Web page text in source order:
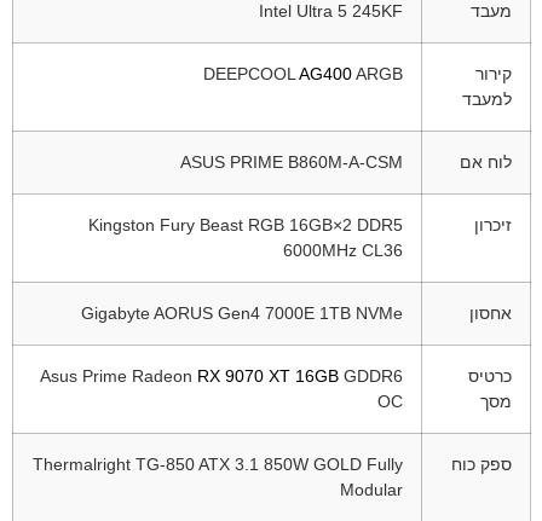
מעבד Intel Ultra 5 245KF
קירור
למעבד
DEEPCOOL AG400ARGB
לוח אם ASUS PRIME B860M-A-CSM
זיכרון
Kingston Fury Beast RGB 16GB×2 DDR5
6000MHz CL36
אחסון GigabyteAORUS Gen4 7000E 1TB NVMe
כרטיס
מסך
Asus Prime Radeon RX 9070 XT 16GB GDDR6
OC
ספק כוח
Thermalright TG-850 ATX 3.1 850W GOLD Fully
Modular